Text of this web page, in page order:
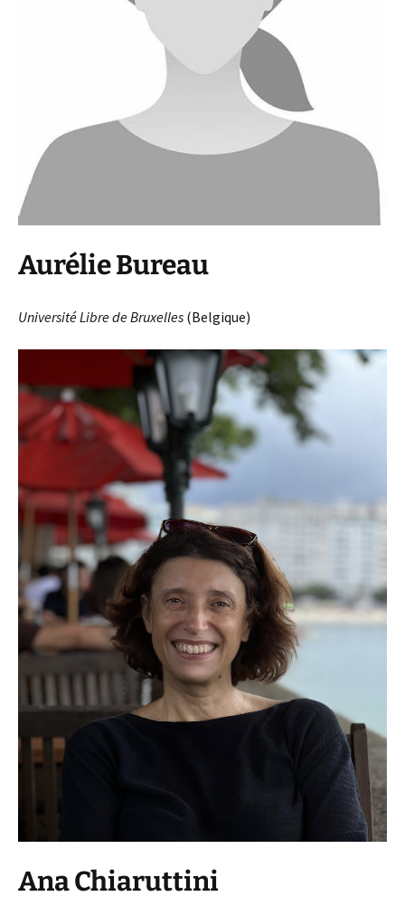
Aurélie Bureau
Université Libre de Bruxelles (Belgique)
Ana Chiaruttini